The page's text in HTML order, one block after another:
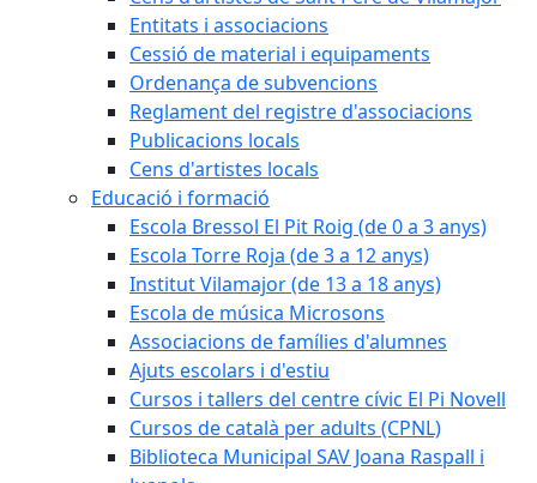
Entitats i associacions
Cessió de material i equipaments
Ordenança de subvencions
Reglament del registre d'associacions
Publicacions locals
Cens d'artistes locals
Educació i formació
Escola Bressol El Pit Roig (de 0 a 3 anys)
Escola Torre Roja (de 3 a 12 anys)
Institut Vilamajor (de 13 a 18 anys)
Escola de música Microsons
Associacions de famílies d'alumnes
Ajuts escolars i d'estiu
Cursos i tallers del centre cívic El Pi Novell
Cursos de català per adults (CPNL)
Biblioteca Municipal SAV Joana Raspall i